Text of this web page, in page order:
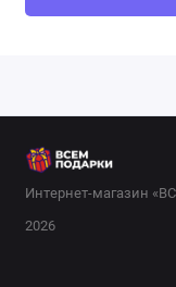
Интернет-магазин
2026